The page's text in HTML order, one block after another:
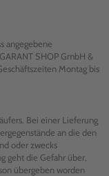
angegebene
SHOP GmbH &
Montag bis
Bei einer Lieferung
an die den
oder zwecks
geht die Gefahr über,
übergeben worden